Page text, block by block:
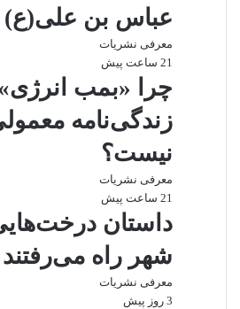
عباس بن
معرفی نشریات
21 ساعت پیش
چرا «بمب
زندگی‌نامه
نیست؟
معرفی نشریات
21 ساعت پیش
داستان
شهر راه می‌رفتند
معرفی نشریات
3 روز پیش